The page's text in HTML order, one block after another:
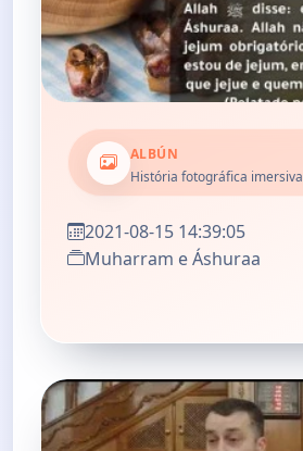
ALBÚN
História fotográfica imersiva
2021-08-15 14:39:05
Muharram e Áshuraa